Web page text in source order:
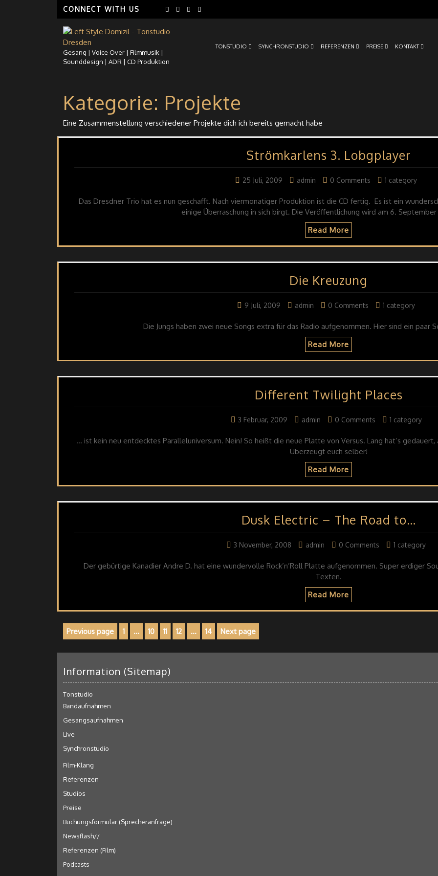
Skip
content
CONNECT WITH US
Gesang | Voice Over | Filmmusik |
Sounddesign | ADR | CD Produktion
TONSTUDIO SYNCHRONSTUDIO REFERENZEN PREISE KONTAKT
Kategorie: Projekte
Eine Zusammenstellung verschiedener Projekte dich ich bereits gemacht habe
Strömkarlens 3. Lobgplayer
25 Juli, 2009 admin 0 Comments 1 category
Das Dresdner Trio hat es nun geschafft. Nach viermonatiger Produktion ist die CD fertig. Es ist ein
einige Überraschung in sich birgt. Die Veröffentlichung wird am 6.
Read More
Die Kreuzung
9 Juli, 2009 admin 0 Comments 1 category
Die Jungs haben zwei neue Songs extra für das Radio aufgenommen. Hier sind ein paar
Read More
Different Twilight Places
3 Februar, 2009 admin 0 Comments 1 category
… ist kein neu entdecktes Paralleluniversum. Nein! So heißt die neue Platte von Versus. Lang hat’s
Überzeugt euch selber!
Read More
Dusk Electric – The Road to…
3 November, 2008 admin 0 Comments 1 category
Der gebürtige Kanadier Andre D. hat eine wundervolle Rock’n’Roll Platte aufgenommen. Super erdiger
Texten.
Read More
Beitragsnavigation
Previous page Page
1 … Page
10 Page
11 Page
12 … Page
14 Next page
Information (Sitemap)
Tonstudio
Bandaufnahmen
Gesangsaufnahmen
Live
Synchronstudio
Film-Klang
Referenzen
Studios
Preise
Buchungsformular (Sprecheranfrage)
Newsflash//
Referenzen (Film)
Podcasts